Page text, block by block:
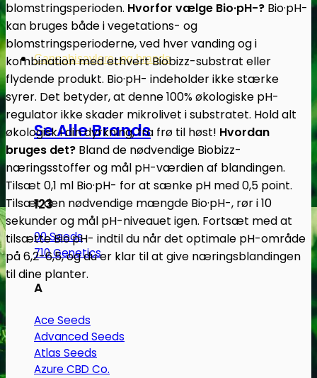
Cannabisavlere -og brands
Se Alle Brands
123
00 Seeds
710 Genetics
A
Ace Seeds
Advanced Seeds
Atlas Seeds
Azure CBD Co.
blomstringsperioden. Hvorfor vælge Bio·pH-? Bio·pH-
kan bruges både i vegetations- og
blomstringsperioderne, ved hver vanding og i
kombination med ethvert Biobizz-substrat eller
flydende produkt. Bio·pH- indeholder ikke stærke
syrer. Det betyder, at denne 100% økologiske pH-
regulator ikke skader mikrolivet i substratet. Hold alt
økologisk i din dyrkning, fra frø til høst! Hvordan
bruges det? Bland de nødvendige Biobizz-
næringsstoffer og mål pH-værdien af blandingen.
Tilsæt 0,1 ml Bio·pH- for at sænke pH med 0,5 point.
Tilsæt den nødvendige mængde Bio·pH-, rør i 10
sekunder og mål pH-niveauet igen. Fortsæt med at
tilsætte Bio·pH- indtil du når det optimale pH-område
på 6,2-6,5, og du er klar til at give næringsblandingen
til dine planter.